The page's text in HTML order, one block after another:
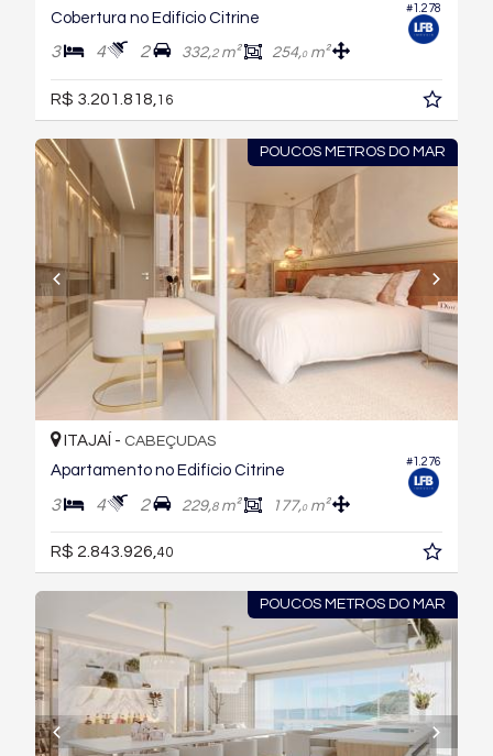
#1.278
Cobertura no Edifício Citrine
3 4 2 332,2m² 254,0m²
R$ 3.201.818, 16
POUCOS METROS DO MAR
#1.276
ITAJAÍ - CABEÇUDAS
Apartamento no Edifício Citrine
3 4 2 229,8m² 177,0m²
R$ 2.843.926,40
POUCOS METROS DO MAR